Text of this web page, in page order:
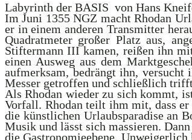
Labyrinth der BASIS  von Hans
Im Juni 1355 NGZ macht Rhodan
er in einem anderen Transmitter
Quadratmeter großer Platz aus,
Stiftermann III kamen, reißen ihn
einen Ausweg aus dem
aufmerksam, bedrängt ihn,
Messer getroffen und schließlich
Als Rhodan wieder zu sich kommt,
Vorfall. Rhodan teilt ihm mit, dass
die künstlichen Urlaubsparadise an
Musik und lässt sich massieren.
die Gastronomieebene.